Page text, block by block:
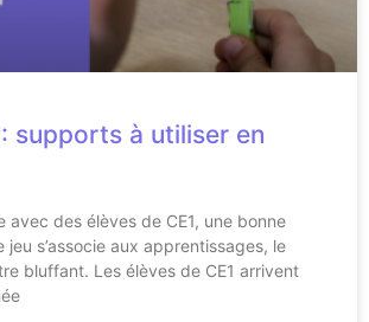
supports à utiliser en
avec des élèves de CE1, une bonne
jeu s’associe aux apprentissages, le
bluffant. Les élèves de CE1 arrivent